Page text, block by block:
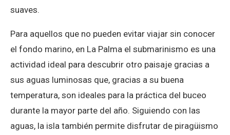
suaves.
Para aquellos que no pueden evitar viajar sin conocer
el fondo marino, en La Palma el submarinismo es una
actividad ideal para descubrir otro paisaje gracias a
sus aguas luminosas que, gracias a su buena
temperatura, son ideales para la práctica del buceo
durante la mayor parte del año. Siguiendo con las
aguas, la isla también permite disfrutar de piragüismo